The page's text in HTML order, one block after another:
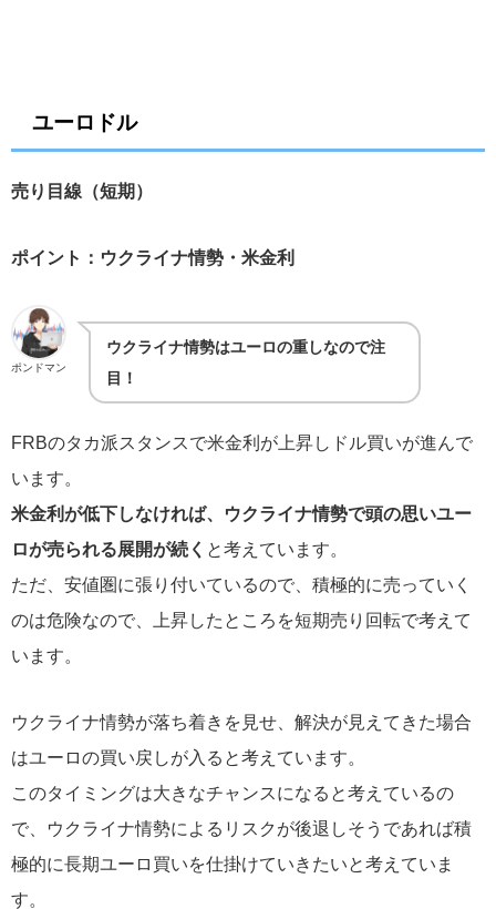
ユーロドル
売り目線（短期）
ポイント：ウクライナ情勢・米金利
ポンドマン
ウクライナ情勢はユーロの重しなので注
目！
FRBのタカ派スタンスで米金利が上昇しドル買いが進んで
います。
米金利が低下しなければ、ウクライナ情勢で頭の思いユー
ロが売られる展開が続く と考えています。
ただ、安値圏に張り付いているので、積極的に売っていく
のは危険なので、上昇したところを短期売り回転で考えて
います。
ウクライナ情勢が落ち着きを見せ、解決が見えてきた場合
はユーロの買い戻しが入ると考えています。
このタイミングは大きなチャンスになると考えているの
で、ウクライナ情勢によるリスクが後退しそうであれば積
極的に長期ユーロ買いを仕掛けていきたいと考えていま
す。